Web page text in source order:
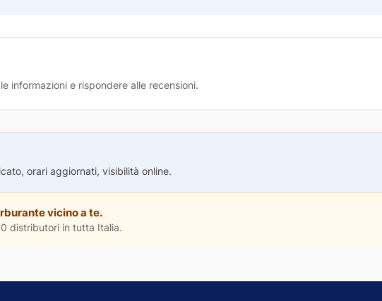
informazioni e rispondere alle recensioni.
orari aggiornati, visibilità online.
vicino a te.
distributori in tutta Italia.